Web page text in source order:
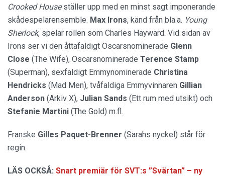
Crooked Houseställer upp med en minst sagt imponerande
skådespelarensemble. Max Irons, känd från bla.a. Young
Sherlock, spelar rollen som Charles Hayward. Vid sidan av
Irons ser vi den åttafaldigt Oscarsnominerade Glenn
Close (The Wife), Oscarsnominerade Terence Stamp
(Superman), sexfaldigt Emmynominerade Christina
Hendricks (Mad Men), tvåfaldiga Emmyvinnaren Gillian
Anderson (Arkiv X), Julian Sands (Ett rum med utsikt) och
Stefanie Martini (The Gold) m.fl.
Franske Gilles Paquet-Brenner (Sarahs nyckel) står för
regin.
LÄS OCKSÅ: Snart premiär för SVT:s ”Svärtan” – ny